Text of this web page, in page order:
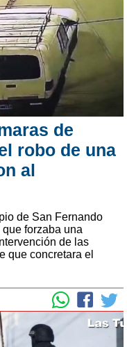
de
robo de una
al
de San Fernando
forzaba una
de las
que concretara el